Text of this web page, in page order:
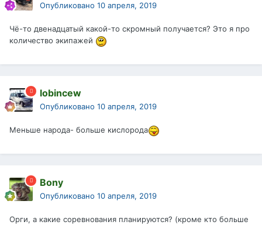
Опубликовано 10 апреля, 2019
Чё-то двенадцатый какой-то скромный получается? Это я про
количество экипажей
lobincew
Опубликовано 10 апреля, 2019
Меньше народа- больше кислорода
Bony
Опубликовано 10 апреля, 2019
Орги, а какие соревнования планируются? (кроме кто больше